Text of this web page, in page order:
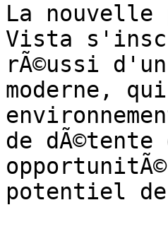
La
Vista
rÃ©ussi
moderne,
de
potentiel